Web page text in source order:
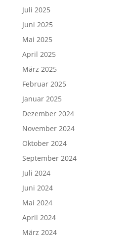
Juli 2025
Juni 2025
Mai 2025
April 2025
März 2025
Februar 2025
Januar 2025
Dezember 2024
November 2024
Oktober 2024
September 2024
Juli 2024
Juni 2024
Mai 2024
April 2024
März 2024